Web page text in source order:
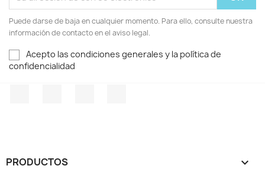
Puede darse de baja en cualquier momento. Para ello, consulte nuestra
información de contacto en el aviso legal.
Acepto las condiciones generales y la política de
confidencialidad
PRODUCTOS 